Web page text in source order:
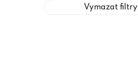
Vymazat filtry